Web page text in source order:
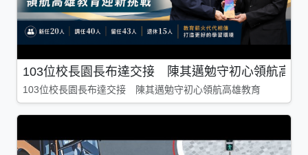
103位校長園長布達交接 陳其邁勉守初心領航高雄
103位校長園長布達交接 陳其邁勉守初心領航高雄教育